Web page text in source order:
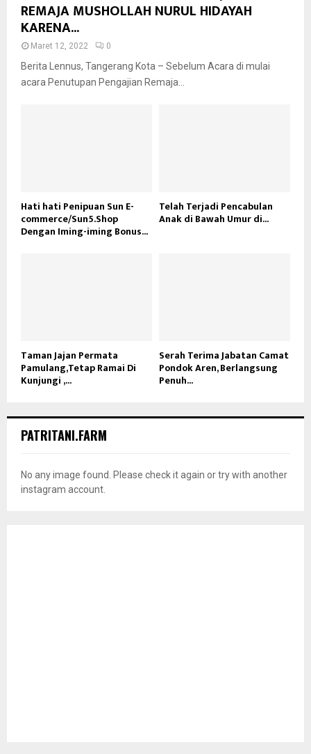
REMAJA MUSHOLLAH NURUL HIDAYAH
KARENA...
Maret 12, 2022 0
Berita Lennus, Tangerang Kota – Sebelum Acara di mulai
acara Penutupan Pengajian Remaja...
Hati hati Penipuan Sun E-
commerce/Sun5.Shop
Dengan Iming-iming Bonus...
Telah Terjadi Pencabulan
Anak di Bawah Umur di...
Taman Jajan Permata
Pamulang,Tetap Ramai Di
Kunjungi ,...
Serah Terima Jabatan Camat
Pondok Aren, Berlangsung
Penuh...
PATRITANI.FARM
No any image found. Please check it again or try with another
instagram account.